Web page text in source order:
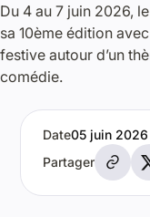
Du 4 au 7 juin 2026,
sa 10ème édition
festive autour d’un
comédie.
Partager
Date05 juin 2026